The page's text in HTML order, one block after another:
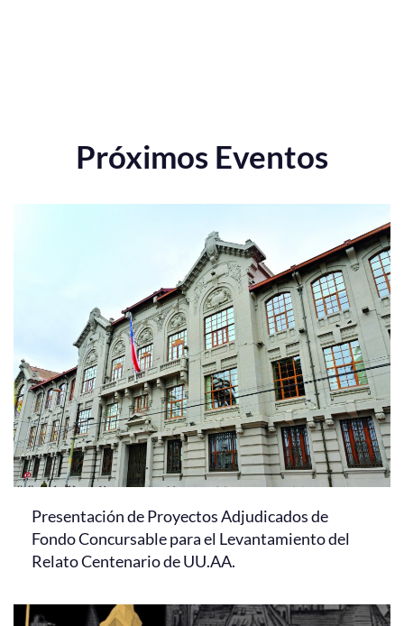
Próximos Eventos
Presentación de Proyectos Adjudicados de
Fondo Concursable para el Levantamiento del
Relato Centenario de UU.AA.